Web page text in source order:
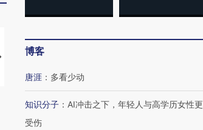
【推广】走进第四届链博
博客
唐涯 ： 多看少动
知识分子 ： AI冲击之下，年轻人与高学历女性更
受伤